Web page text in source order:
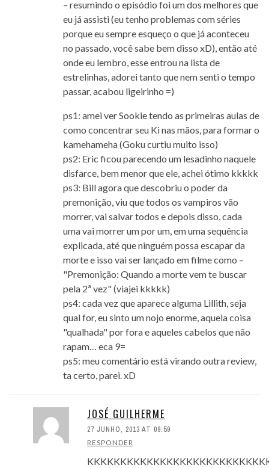
– resumindo o episódio foi um dos melhores que
eu já assisti (eu tenho problemas com séries
porque eu sempre esqueço o que já aconteceu
no passado, você sabe bem disso xD), então até
onde eu lembro, esse entrou na lista de
estrelinhas, adorei tanto que nem senti o tempo
passar, acabou ligeirinho =)
ps1: amei ver Sookie tendo as primeiras aulas de
como concentrar seu Ki nas mãos, para formar o
kamehameha (Goku curtiu muito isso)
ps2: Eric ficou parecendo um lesadinho naquele
disfarce, bem menor que ele, achei ótimo kkkkk
ps3: Bill agora que descobriu o poder da
premonição, viu que todos os vampiros vão
morrer, vai salvar todos e depois disso, cada
uma vai morrer um por um, em uma sequência
explicada, até que ninguém possa escapar da
morte e isso vai ser lançado em filme como –
"Premonição: Quando a morte vem te buscar
pela 2ª vez" (viajei kkkkk)
ps4: cada vez que aparece alguma Lillith, seja
qual for, eu sinto um nojo enorme, aquela coisa
"qualhada" por fora e aqueles cabelos que não
rapam… eca 9=
ps5: meu comentário está virando outra review,
ta certo, parei. xD
JOSÉ GUILHERME
27 JUNHO, 2013 AT 09:59
RESPONDER